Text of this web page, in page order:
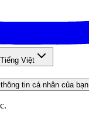
Tiếng Việt
tin cá nhân của bạn